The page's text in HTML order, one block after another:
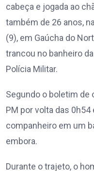
cabeça e jogada ao
também de 26 anos,
(9), em Gaúcha do
trancou no banheiro
Polícia Militar.
Segundo o boletim de
PM por volta das
companheiro em um
embora.
Durante o trajeto, o